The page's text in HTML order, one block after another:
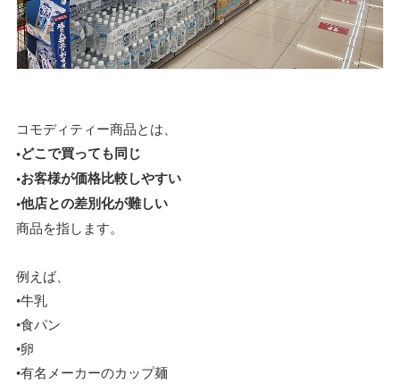
コモディティー商品とは、
•どこで買っても同じ
•お客様が価格比較しやすい
•他店との差別化が難しい
商品を指します。
例えば、
•牛乳
•食パン
•卵
•有名メーカーのカップ麺